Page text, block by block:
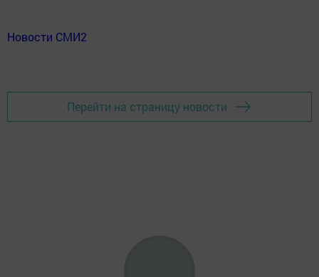
Новости СМИ2
Перейти на страницу новости